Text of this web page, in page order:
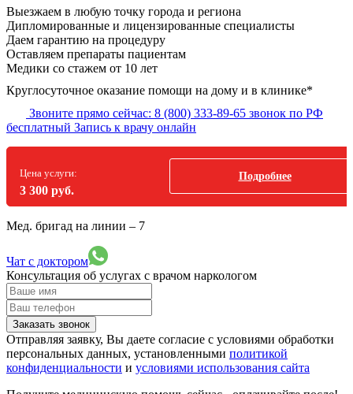
Выезжаем в любую точку города и региона
Дипломированные и лицензированные специалисты
Даем гарантию на процедуру
Оставляем препараты пациентам
Медики со стажем от 10 лет
Круглосуточное оказание помощи на дому и в клинике*
Звоните прямо сейчас: 8 (800) 333-89-65 звонок по РФ
бесплатный Запись к врачу онлайн
Цена услуги:
3 300 руб.
Подробнее
Мед. бригад на линии – 7
Чат с доктором
Консультация об услугах с врачом наркологом
Заказать звонок
Отправляя заявку, Вы даете согласие с условиями обработки
персональных данных, установленными политикой
конфиденциальности и условиями использования сайта